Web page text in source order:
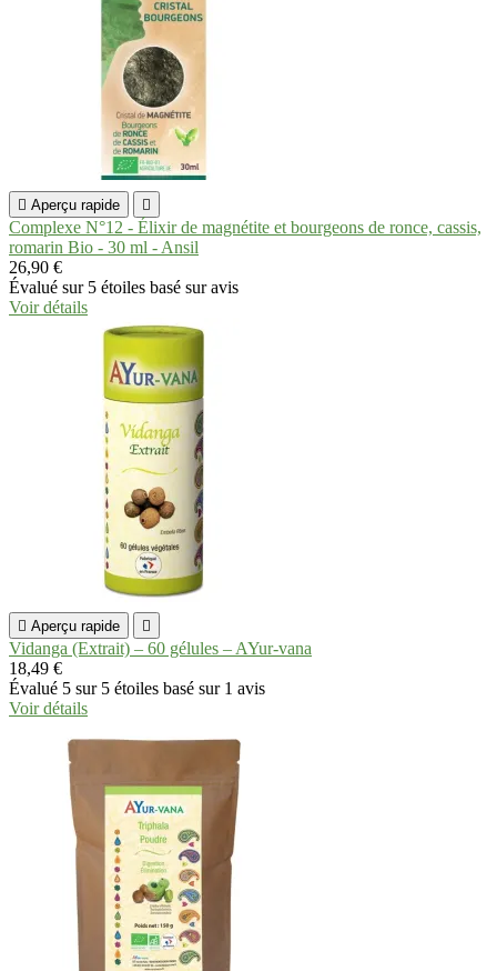
 Aperçu rapide 
Complexe N°12 - Élixir de magnétite et bourgeons de ronce, cassis,
romarin Bio - 30 ml - Ansil
26,90 €
Évalué sur 5 étoiles basé suravis
Voir détails
 Aperçu rapide 
Vidanga (Extrait) – 60 gélules – AYur-vana
18,49 €
Évalué 5 sur 5 étoiles basé sur 1 avis
Voir détails